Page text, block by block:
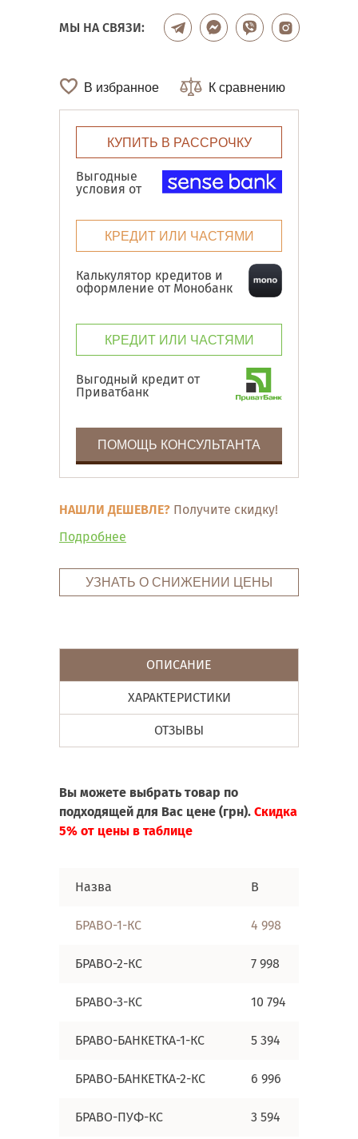
МЫ НА СВЯЗИ:
В избранное К сравнению
КУПИТЬ В РАССРОЧКУ
Выгодные
условия от
КРЕДИТ ИЛИ ЧАСТЯМИ
Калькулятор кредитов и
оформление от Монобанк
КРЕДИТ ИЛИ ЧАСТЯМИ
Выгодный кредит от
Приватбанк
ПОМОЩЬ КОНСУЛЬТАНТА
НАШЛИ ДЕШЕВЛЕ? Получите скидку!
Подробнее
УЗНАТЬ О СНИЖЕНИИ ЦЕНЫ
ОПИСАНИЕ
ХАРАКТЕРИСТИКИ
ОТЗЫВЫ
Вы можете выбрать товар по
подходящей для Вас цене (грн). Скидка
5% от цены в таблице
Назва B
БРАВО-1-КС 4 998
БРАВО-2-КС 7 998
БРАВО-3-КС 10 794
БРАВО-БАНКЕТКА-1-КС 5 394
БРАВО-БАНКЕТКА-2-КС 6 996
БРАВО-ПУФ-КС 3 594